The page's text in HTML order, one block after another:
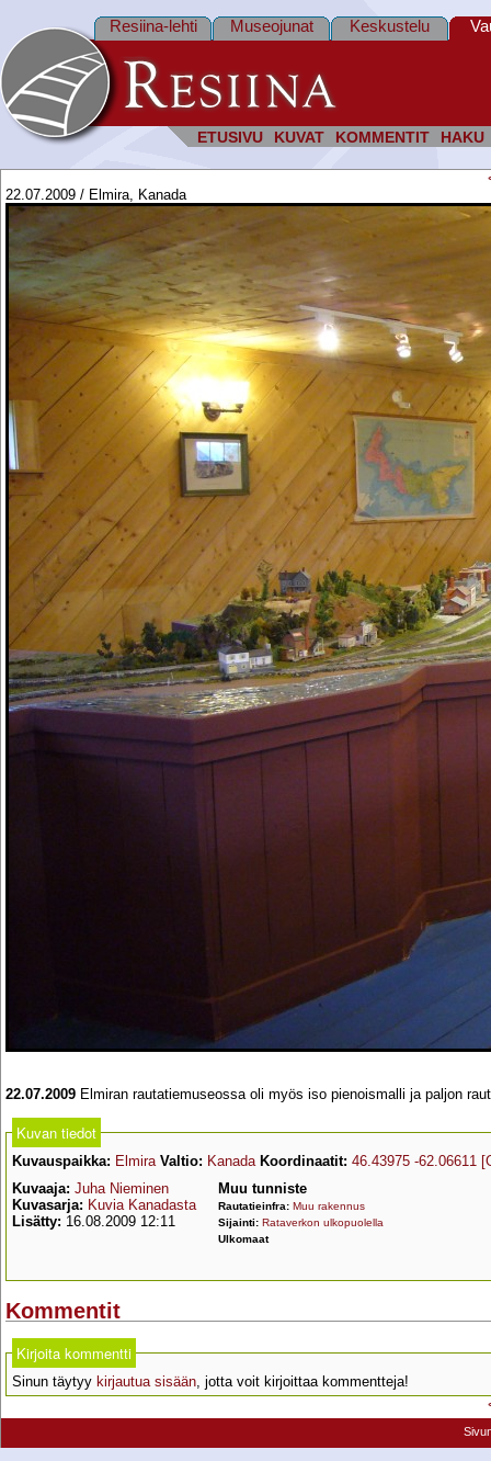
ETUSIVU KUVAT KOMMENTIT HAKU
Resiina-lehti Museojunat Keskustelu
22.07.2009 / Elmira, Kanada
22.07.2009 Elmiran rautatiemuseossa oli myös iso pienoismalli ja paljon
Kuvan tiedot
Kuvauspaikka: Elmira Valtio: Kanada Koordinaatit: 46.43975 -62.06611
Kuvaaja: Juha Nieminen
Kuvasarja: Kuvia Kanadasta
Lisätty: 16.08.2009 12:11
Muu tunniste
Rautatieinfra: Muu rakennus
Sijainti: Rataverkon ulkopuolella
Ulkomaat
Kommentit
Kirjoita kommentti
Sinun täytyy kirjautua sisään, jotta voit kirjoittaa kommentteja!